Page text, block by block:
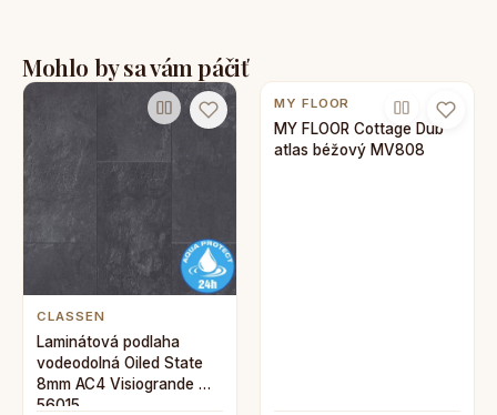
Mohlo by sa vám páčiť
CLASSEN
Laminátová podlaha
vodeodolná Oiled State
8mm AC4 Visiogrande WR
56015
MY FLOOR
MY FLOOR Cottage Dub
atlas béžový MV808